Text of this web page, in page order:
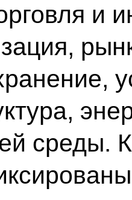
и
среды.